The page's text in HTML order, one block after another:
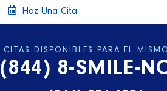
CITAS DISPONIBLES PARA EL
(844) 8-SMILE-
Haz Una Cita